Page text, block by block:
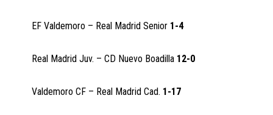
EF Valdemoro – Real Madrid Senior 1-4
Real Madrid Juv. – CD Nuevo Boadilla 12-0
Valdemoro CF – Real Madrid Cad. 1-17